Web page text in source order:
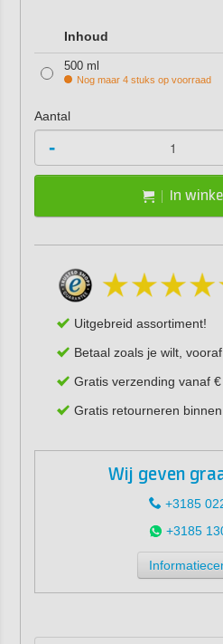
Inhoud
500 ml
Nog maar 4 stuks op voorraad
Aantal
-
In
Uitgebreid assortiment!
Betaal zoals je wilt,
Gratis verzending vanaf
Gratis retourneren
Wij geven
+3185
+3185